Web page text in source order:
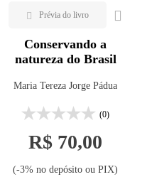
Conservando a
natureza do Brasil
Maria Tereza Jorge Pádua
(0)
R$ 70,00
(-3% no depósito ou PIX)